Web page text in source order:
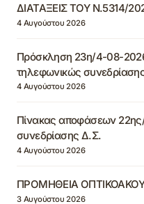
ΔΙΑΤΑΞΕΙΣ ΤΟΥ Ν.5314/
4 Αυγούστου 2026
Πρόσκληση 23η/4-08-2026
τηλεφωνικώς
4 Αυγούστου 2026
Πίνακας αποφάσεων
συνεδρίασης Δ.Σ.
4 Αυγούστου 2026
ΠΡΟΜΗΘΕΙΑ
3 Αυγούστου 2026